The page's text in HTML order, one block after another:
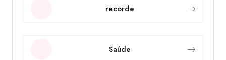
recorde
Saúde